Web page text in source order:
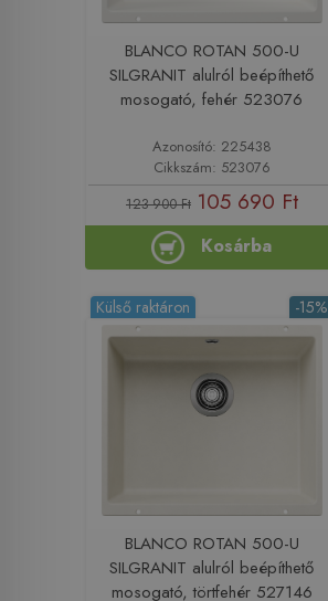
BLANCO ROTAN 500-U
SILGRANIT alulról beépíthető
mosogató, fehér 523076
Azonosító: 225438
Cikkszám: 523076
123 900 Ft 105 690 Ft
Kosárba
-15%
Külső raktáron
BLANCO ROTAN 500-U
SILGRANIT alulról beépíthető
mosogató, törtfehér 527146